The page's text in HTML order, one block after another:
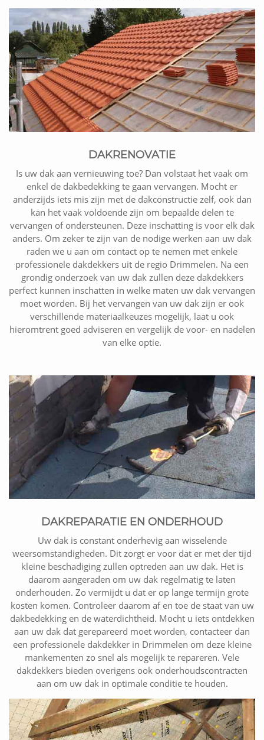
DAKRENOVATIE
Is uw dak aan vernieuwing toe? Dan volstaat het vaak om
enkel de dakbedekking te gaan vervangen. Mocht er
anderzijds iets mis zijn met de dakconstructie zelf, ook dan
kan het vaak voldoende zijn om bepaalde delen te
vervangen of ondersteunen. Deze inschatting is voor elk dak
anders. Om zeker te zijn van de nodige werken aan uw dak
raden we u aan om contact op te nemen met enkele
professionele dakdekkers uit de regio Drimmelen. Na een
grondig onderzoek van uw dak zullen deze dakdekkers
perfect kunnen inschatten in welke maten uw dak vervangen
moet worden. Bij het vervangen van uw dak zijn er ook
verschillende materiaalkeuzes mogelijk, laat u ook
hieromtrent goed adviseren en vergelijk de voor- en nadelen
van elke optie.
DAKREPARATIE EN ONDERHOUD
Uw dak is constant onderhevig aan wisselende
weersomstandigheden. Dit zorgt er voor dat er met der tijd
kleine beschadiging zullen optreden aan uw dak. Het is
daarom aangeraden om uw dak regelmatig te laten
onderhouden. Zo vermijdt u dat er op lange termijn grote
kosten komen. Controleer daarom af en toe de staat van uw
dakbedekking en de waterdichtheid. Mocht u iets ontdekken
aan uw dak dat gerepareerd moet worden, contacteer dan
een professionele dakdekker in Drimmelen om deze kleine
mankementen zo snel als mogelijk te repareren. Vele
dakdekkers bieden overigens ook onderhoudscontracten
aan om uw dak in optimale conditie te houden.